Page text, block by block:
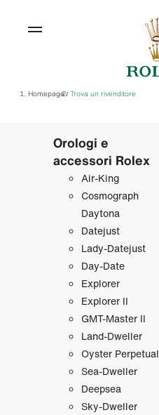
Homepage/ Trova un rivenditore
Orologi e
accessori Rolex
Air‑King
Cosmograph
Daytona
Datejust
Lady‑Datejust
Day‑Date
Explorer
Explorer II
GMT‑Master II
Land‑Dweller
Oyster Perpetual
Sea‑Dweller
Deepsea
Sky‑Dweller